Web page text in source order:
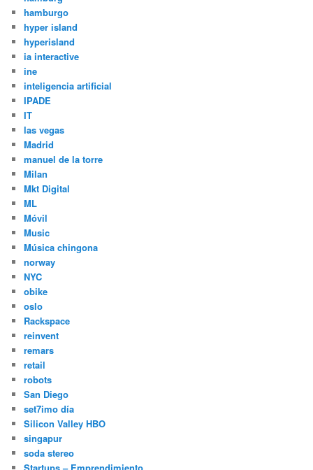
hamburgo
hyper island
hyperisland
ia interactive
ine
inteligencia artificial
IPADE
IT
las vegas
Madrid
manuel de la torre
Milan
Mkt Digital
ML
Móvil
Music
Música chingona
norway
NYC
obike
oslo
Rackspace
reinvent
remars
retail
robots
San Diego
set7imo día
Silicon Valley HBO
singapur
soda stereo